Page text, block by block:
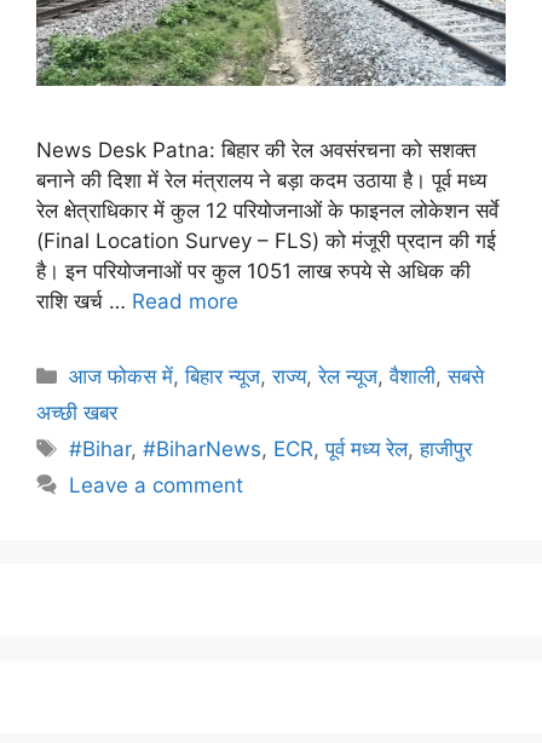
News Desk Patna: बिहार की रेल अवसंरचना को सशक्त
बनाने की दिशा में रेल मंत्रालय ने बड़ा कदम उठाया है। पूर्व मध्य
रेल क्षेत्राधिकार में कुल 12 परियोजनाओं के फाइनल लोकेशन सर्वे
(Final Location Survey – FLS) को मंजूरी प्रदान की गई
है। इन परियोजनाओं पर कुल 1051 लाख रुपये से अधिक की
राशि खर्च … Read more
आज फोकस में,बिहार न्यूज,राज्य,रेल न्यूज,वैशाली,सबसे
अच्छी खबर
#Bihar,#BiharNews, ECR,पूर्व मध्य रेल,हाजीपुर
Leave a comment